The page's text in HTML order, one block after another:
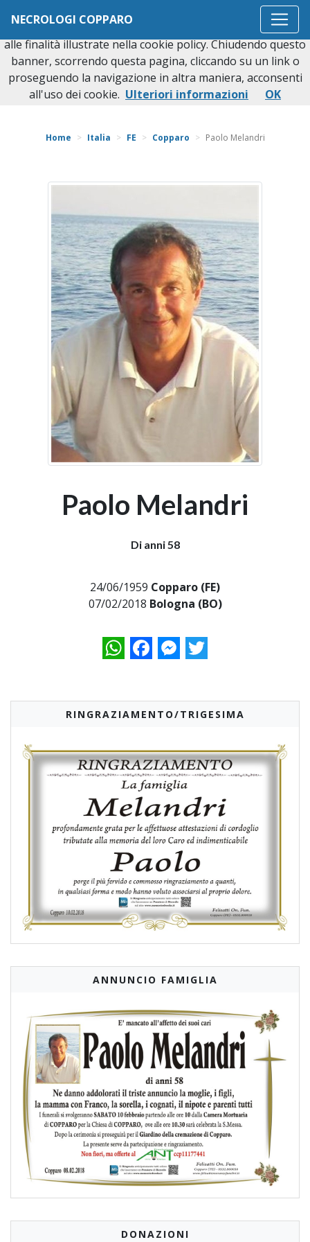
NECROLOGI COPPARO
Torna indietro
Home Italia FE Copparo Paolo Melandri
Paolo Melandri
Di anni 58
24/06/1959 Copparo (FE)
07/02/2018 Bologna (BO)
WhatsAppFacebookMessenger
Twitter
RINGRAZIAMENTO/TRIGESIMA
ANNUNCIO FAMIGLIA
DONAZIONI
Questo sito o gli strumenti terzi da questo utilizzati si
avvalgono di cookie necessari al funzionamento ed utili
alle finalità illustrate nella cookie policy. Chiudendo questo
banner, scorrendo questa pagina, cliccando su un link o
proseguendo la navigazione in altra maniera, acconsenti
all'uso dei cookie. Ulteriori informazioni OK